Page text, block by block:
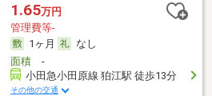
1.65万円
管理費等-
1ヶ月
なし
面積-
小田急小田原線 狛江駅 徒歩13分
その他の交通